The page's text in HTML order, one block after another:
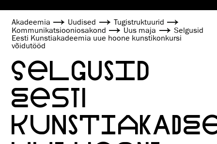
Akadeemia Uudised
Tugistruktuurid
Kommunikatsiooniosakond
Uus maja
Selgusid
Eesti Kunstiakadeemia uue hoone kunstikonkursi
võidutööd
SELGUSID
EESTI